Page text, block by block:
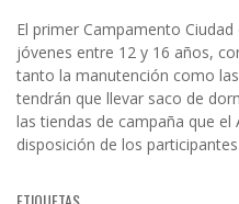
El primer Campamento
jóvenes entre 12 y 16 años,
tanto la manutención como
tendrán que llevar saco de
las tiendas de campaña que
disposición de los participantes.